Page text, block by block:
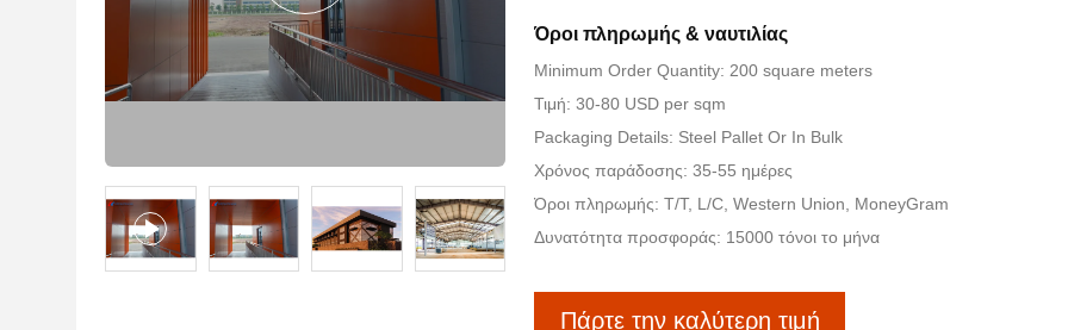
Όροι πληρωμής & ναυτιλίας
Minimum Order Quantity: 200 square meters
Τιμή: 30-80 USD per sqm
Packaging Details: Steel Pallet Or In Bulk
Χρόνος παράδοσης: 35-55 ημέρες
Όροι πληρωμής: T/T, L/C, Western Union, MoneyGram
Δυνατότητα προσφοράς: 15000 τόνοι το μήνα
Πάρτε την καλύτερη τιμή